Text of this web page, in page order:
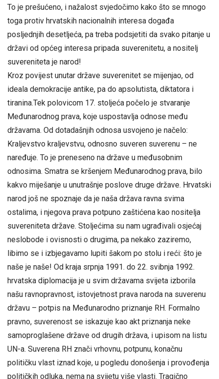
To je prešućeno, i nažalost svjedočimo kako što se mnogo
toga protiv hrvatskih nacionalnih interesa događa
posljednjih desetljeća, pa treba podsjetiti da svako pitanje u
državi od općeg interesa pripada suverenitetu, a nositelj
suvereniteta je narod!
Kroz povijest unutar države suverenitet se mijenjao, od
ideala demokracije antike, pa do apsolutista, diktatora i
tiranina.Tek polovicom 17. stoljeća počelo je stvaranje
Međunarodnog prava, koje uspostavlja odnose među
državama. Od dotadašnjih odnosa usvojeno je načelo:
Kraljevstvo kraljevstvu, odnosno suveren suverenu – ne
naređuje. To je preneseno na države u međusobnim
odnosima. Smatra se kršenjem Međunarodnog prava, bilo
kakvo miješanje u unutrašnje poslove druge države. Hrvatski
narod još ne spoznaje da je naša država ravna svima
ostalima, i njegova prava potpuno zaštićena kao nositelja
suvereniteta države. Stoljećima su nam ugrađivali osjećaj
neslobode i ovisnosti o drugima, pa nekako zaziremo,
libimo se i izbjegavamo lupiti šakom po stolu i reći: što je
naše je naše! Od kraja srpnja 1991. do 22. svibnja 1992.
hrvatska diplomacija je u svim državama svijeta izborila
našu ravnopravnost, istovjetnost prava naroda na suverenu
državu – potpis na Međunarodno priznanje RH. Formalno
pravno, suverenost se iskazuje kao akt priznanja neke
samoproglašene države od drugih država, i upisom na listu
UN-a. Suverena RH znači vrhovnu, potpunu, konačnu
političku vlast iznad koje, u pogledu donošenja i provođenja
političkih odluka, nema na svijetu više vlasti. Tragično